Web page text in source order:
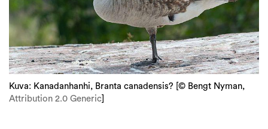
Kuva: Kanadanhanhi, Branta canadensis? [© Bengt Nyman,
Attribution 2.0 Generic